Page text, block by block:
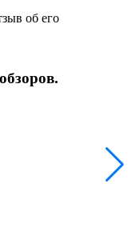
об его